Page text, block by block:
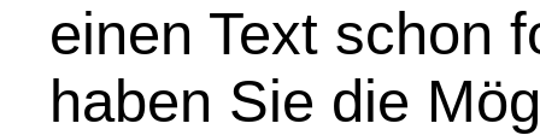
einen Text schon
haben Sie die